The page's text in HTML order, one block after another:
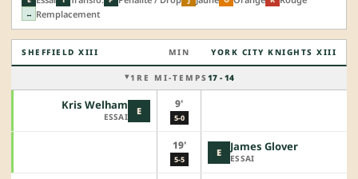
↔ Remplacement
SHEFFIELD XIII MIN YORK CITY KNIGHTS XIII
1RE MI-TEMPS 17 - 14
E
Kris Welham
ESSAI
9'
5-0
19'
5-5
E James Glover
ESSAI